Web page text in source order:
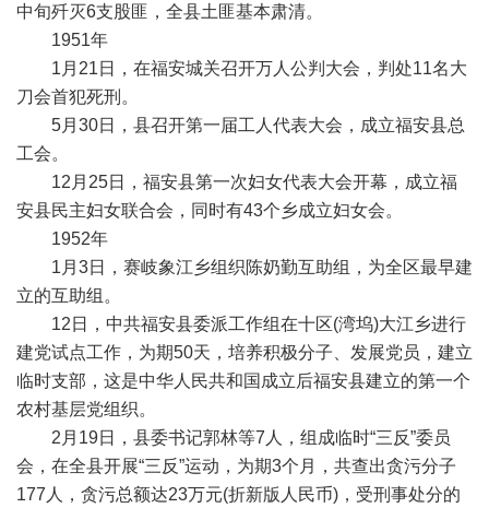
中旬歼灭6支股匪，全县土匪基本肃清。
1951年
1月21日，在福安城关召开万人公判大会，判处11名大
刀会首犯死刑。
5月30日，县召开第一届工人代表大会，成立福安县总
工会。
12月25日，福安县第一次妇女代表大会开幕，成立福
安县民主妇女联合会，同时有43个乡成立妇女会。
1952年
1月3日，赛岐象江乡组织陈奶勤互助组，为全区最早建
立的互助组。
12日，中共福安县委派工作组在十区(湾坞)大江乡进行
建党试点工作，为期50天，培养积极分子、发展党员，建立
临时支部，这是中华人民共和国成立后福安县建立的第一个
农村基层党组织。
2月19日，县委书记郭林等7人，组成临时“三反”委员
会，在全县开展“三反”运动，为期3个月，共查出贪污分子
177人，贪污总额达23万元(折新版人民币)，受刑事处分的